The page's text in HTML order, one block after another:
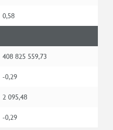
0,58
408 825 559,73
-0,29
2 095,48
-0,29